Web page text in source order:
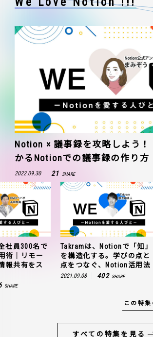
Notion × 議事録を攻略しよう！
かるNotionでの議事録の作り方
2022.09.30 21 SHARE
社員300名で
術｜リモー
報共有をス
SHARE
Takramは、Notionで「知」
を構造化する。学びの点と
点をつなぐ、Notion活用法
2021.09.08 402 SHARE
この特
すべての特集を見る